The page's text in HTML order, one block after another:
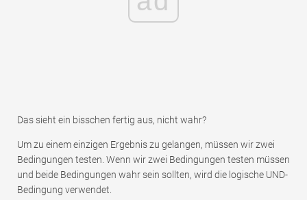
Das sieht ein bisschen fertig aus, nicht wahr?
Um zu einem einzigen Ergebnis zu gelangen, müssen wir zwei
Bedingungen testen. Wenn wir zwei Bedingungen testen müssen
und beide Bedingungen wahr sein sollten, wird die logische UND-
Bedingung verwendet.